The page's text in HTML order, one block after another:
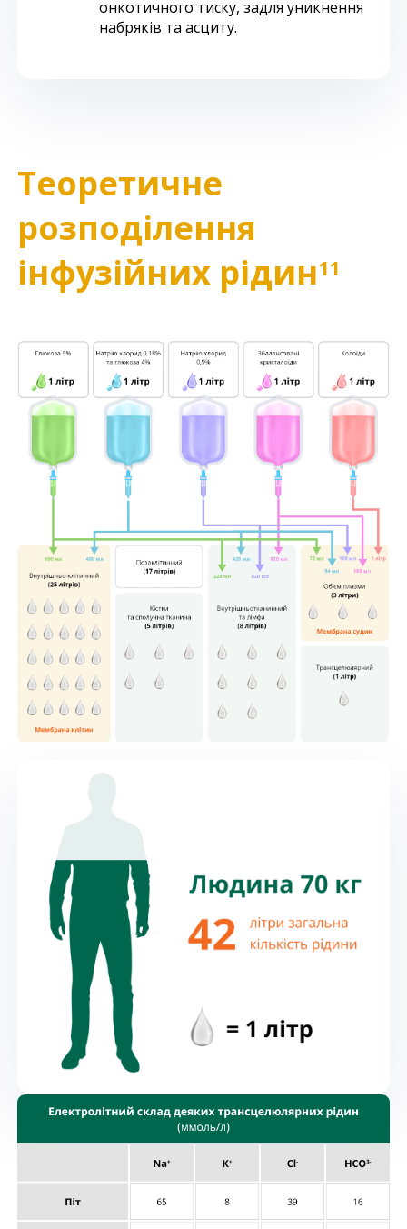
онкотичного тиску, задля уникнення
набряків та асциту.
Теоретичне
розподілення
інфузійних рідин11